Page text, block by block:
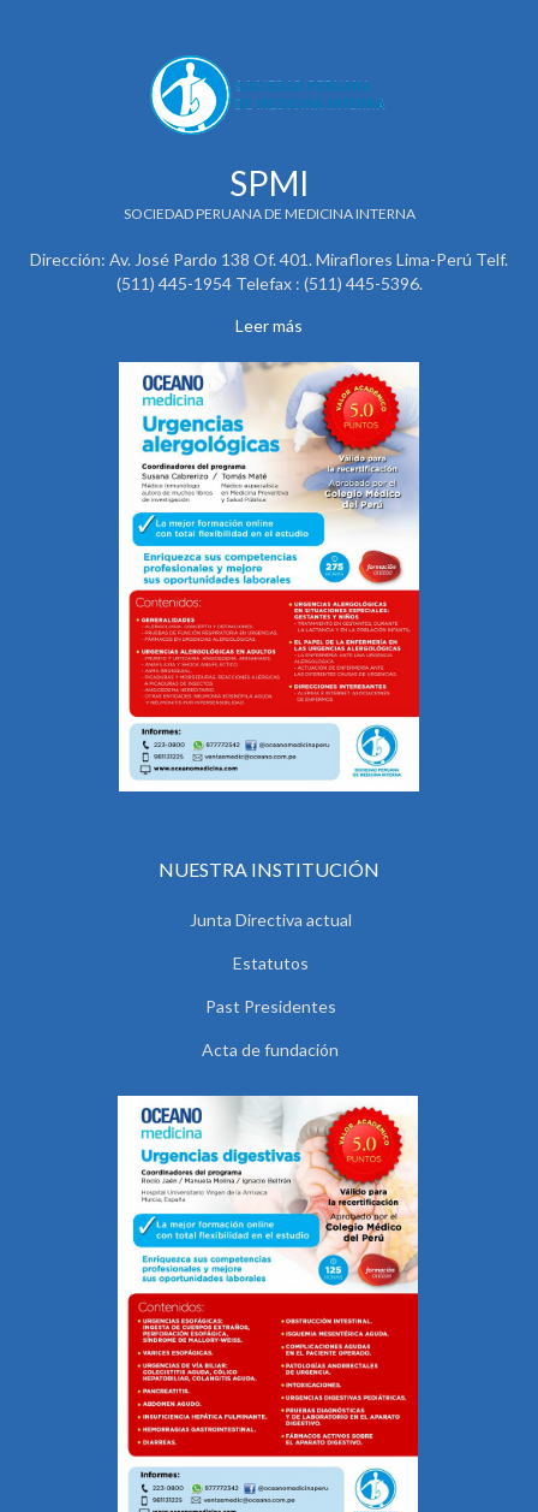
SPMI
SOCIEDAD PERUANA DE MEDICINA INTERNA
Dirección: Av. José Pardo 138 Of. 401. Miraflores Lima-Perú Telf.
(511) 445-1954 Telefax : (511) 445-5396.
Leer más
NUESTRA INSTITUCIÓN
Junta Directiva actual
Estatutos
Past Presidentes
Acta de fundación